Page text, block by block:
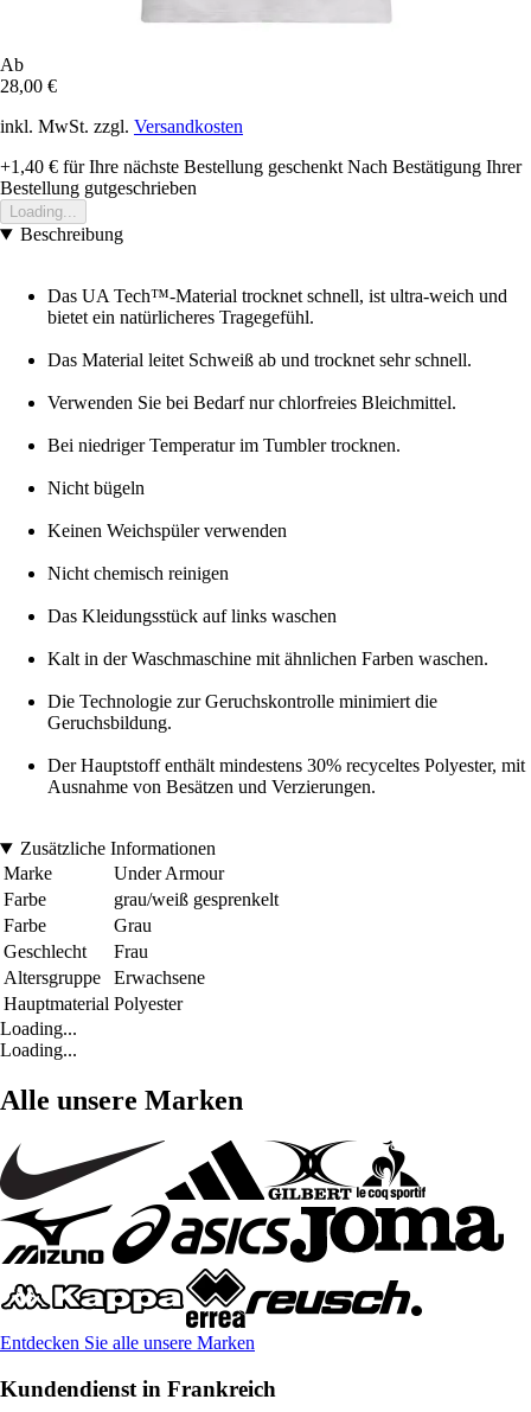
Ab
28,00 €
inkl. MwSt. zzgl. Versandkosten
+1,40 € für Ihre nächste Bestellung geschenkt Nach Bestätigung Ihrer
Bestellung gutgeschrieben
Loading...
Beschreibung
Das UA Tech™-Material trocknet schnell, ist ultra-weich und
bietet ein natürlicheres Tragegefühl.
Das Material leitet Schweiß ab und trocknet sehr schnell.
Verwenden Sie bei Bedarf nur chlorfreies Bleichmittel.
Bei niedriger Temperatur im Tumbler trocknen.
Nicht bügeln
Keinen Weichspüler verwenden
Nicht chemisch reinigen
Das Kleidungsstück auf links waschen
Kalt in der Waschmaschine mit ähnlichen Farben waschen.
Die Technologie zur Geruchskontrolle minimiert die
Geruchsbildung.
Der Hauptstoff enthält mindestens 30% recyceltes Polyester, mit
Ausnahme von Besätzen und Verzierungen.
Zusätzliche Informationen
Marke
Under Armour
Farbe
grau/weiß gesprenkelt
Farbe
Grau
Geschlecht
Frau
Altersgruppe
Erwachsene
Hauptmaterial Polyester
Loading...
Loading...
Alle unsere Marken
Entdecken Sie alle unsere Marken
Kundendienst in Frankreich